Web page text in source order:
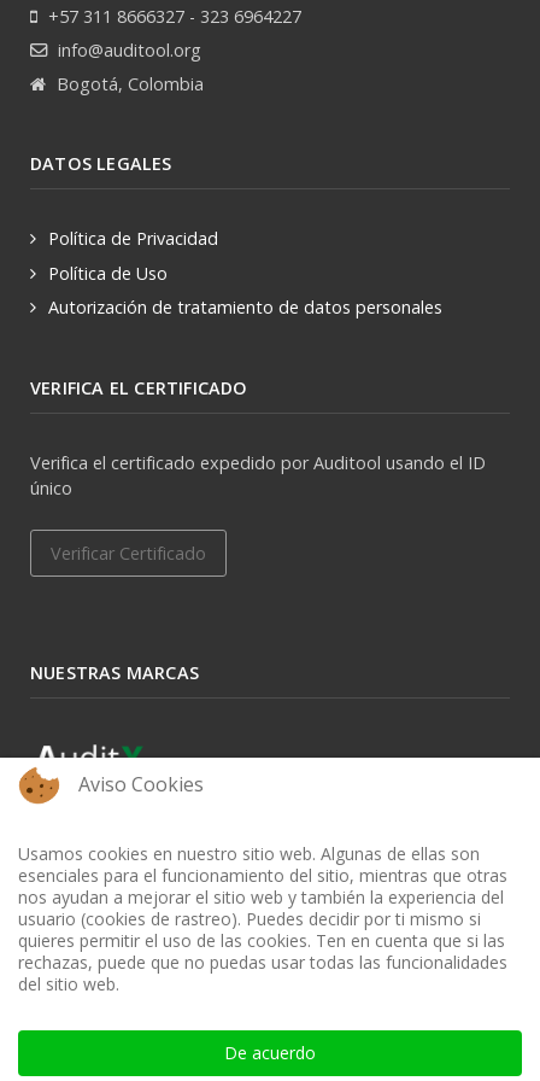
+57 311 8666327 - 323 6964227
info@auditool.org
Bogotá, Colombia
DATOS LEGALES
Política de Privacidad
Política de Uso
Autorización de tratamiento de datos personales
VERIFICA EL CERTIFICADO
Verifica el certificado expedido por Auditool usando el ID
único
Verificar Certificado
NUESTRAS MARCAS
BIBLIOTECA AUDITOOL - ISSN: 2665-1696 y 2665-3508
Aviso Cookies
Usamos cookies en nuestro sitio web. Algunas de ellas son
esenciales para el funcionamiento del sitio, mientras que otras
nos ayudan a mejorar el sitio web y también la experiencia del
usuario (cookies de rastreo). Puedes decidir por ti mismo si
quieres permitir el uso de las cookies. Ten en cuenta que si las
rechazas, puede que no puedas usar todas las funcionalidades
del sitio web.
De acuerdo